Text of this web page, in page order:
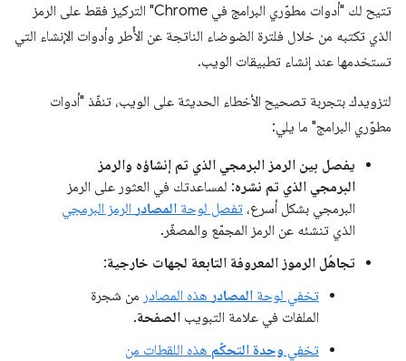
تتيح لك "أدوات مطوّري البرامج في Chrome" التركيز فقط على الرمز
الذي تكتبه من خلال فلترة الضوضاء الناتجة عن الأُطر وأدوات الإنشاء التي
تستخدمها عند إنشاء تطبيقات الويب.
لتزويدك بتجربة تصحيح الأخطاء الحديثة على الويب، تنفّذ "أدوات
مطوّري البرامج" ما يلي:
يفصل بين الرمز البرمجي الذي تم إنشاؤه والرمز
البرمجي الذي تم نشره: لمساعدتك في العثور على الرمز
البرمجي بشكل أسرع، تفصل لوحة المصادر الرمز البرمجي
الذي تنشئه عن الرمز المجمّع والمصغّر.
تجاهُل الرموز المعروفة التابعة لجهات خارجية:
تخفي لوحة المصادر هذه المصادر من شجرة
الملفات في علامة التبويب الصفحة.
تخفي وحدة التحكّم هذه اللقطات من